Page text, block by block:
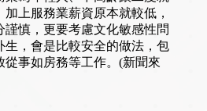
上服務業薪資原本就較低，
謹慎，更要考慮文化敏感性問
生，會是比較安全的做法，包
從事如房務等工作。(新聞來